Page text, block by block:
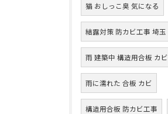
猫 おしっこ臭 気になる
結露対策 防カビ工事 埼玉
雨 建築中 構造用合板 カビ
雨に濡れた 合板 カビ
構造用合板 防カビ工事